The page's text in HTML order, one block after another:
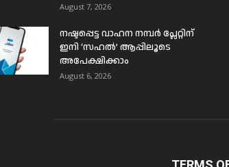
August 7, 2026
നഷ്ടപ്പെട്ട വാഹന നമ്പർ പ്ലേറ്റിന്
ഇനി ‘സഹൽ’ ആപ്പിലൂടെ
അപേക്ഷിക്കാം
August 6, 2026